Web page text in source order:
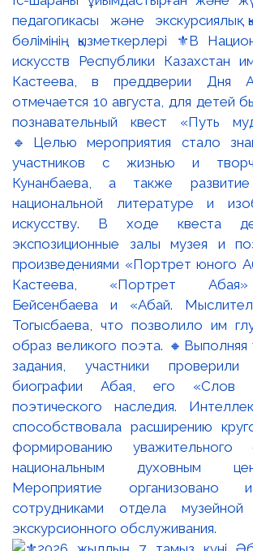
педагогикасы және экскурсиялық
бөлімінің қызметкерлері ⚜️В
искусств Республики Казахстан
Кастеева, в преддверии Дня
отмечается 10 августа, для детей
познавательный квест «Путь
🔹Целью мероприятия стало
участников с жизнью и
Кунанбаева, а также
национальной литературе и
искусству. В ходе квеста
экспозиционные залы музея и
произведениями «Портрет юного
Кастеева, «Портрет
Бейсенбаева и «Абай.
Тогысбаева, что позволило им
образ великого поэта. 🔸Выполняя
задания, участники
биографии Абая, его «Слов
поэтического наследия.
способствовала расширению
формированию
национальным духовным
Мероприятие организовано
сотрудниками отдела музейной
экскурсионного обслуживания.